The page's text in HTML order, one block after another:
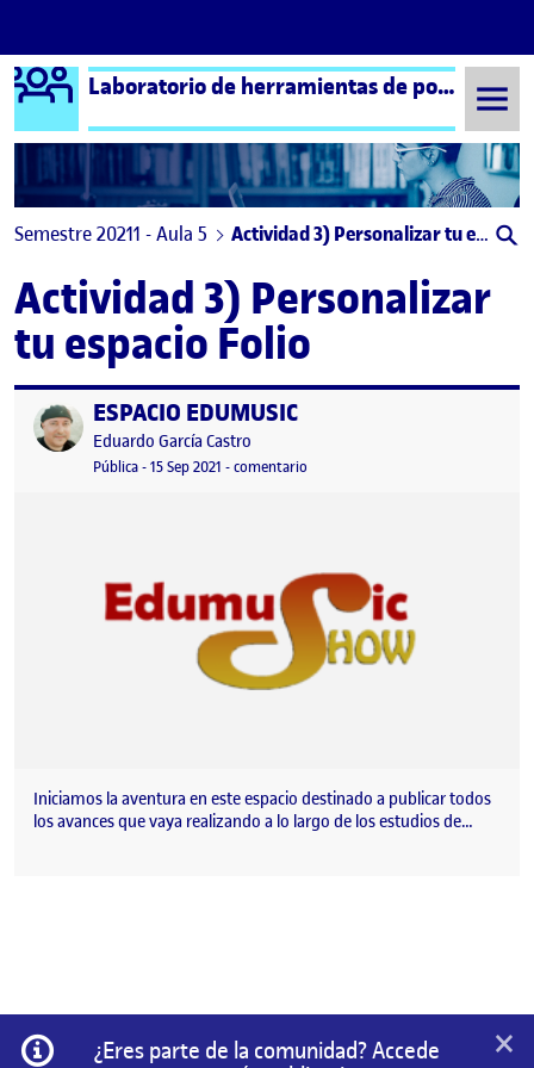
Saltar al contenido
Logo Ágora Laboratorio de herramientas de portafolios aula 5
Semestre 20211 - Aula 5 Actividad 3) Personalizar tu espacio Folio
Actividad 3) Personalizar
tu espacio Folio
Publicado porESPACIO EDUMUSIC
Publicado por
Eduardo García Castro
Visibilidad:
Pública-Fecha de publicación
15 Sep 2021 17 septiembre, 2021 8:10 am
-comentario
Iniciamos la aventura en este espacio destinado a publicar todos
los avances que vaya realizando a lo largo de los estudios de…
Información
¿Eres parte de la comunidad? Accede
×